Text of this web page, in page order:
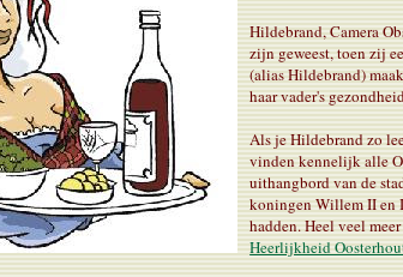
Hildebrand, Camera
zijn geweest, toen zij
(alias Hildebrand)
haar vader's
Als je Hildebrand zo
vinden kennelijk alle
uithangbord van de
koningen Willem II en
hadden. Heel veel
Heerlijkheid